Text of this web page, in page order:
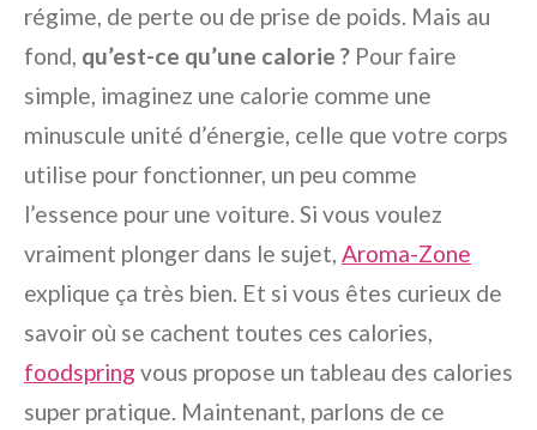
régime, de perte ou de prise de poids. Mais au
fond, qu’est-ce qu’une calorie ? Pour faire
simple, imaginez une calorie comme une
minuscule unité d’énergie, celle que votre corps
utilise pour fonctionner, un peu comme
l’essence pour une voiture. Si vous voulez
vraiment plonger dans le sujet, Aroma-Zone
explique ça très bien. Et si vous êtes curieux de
savoir où se cachent toutes ces calories,
foodspring vous propose un tableau des calories
super pratique. Maintenant, parlons de ce